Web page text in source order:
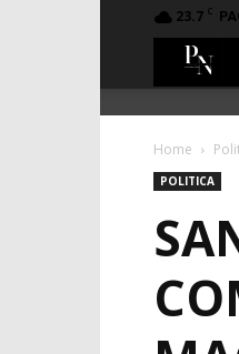
23.7 C
Home
POLITICA